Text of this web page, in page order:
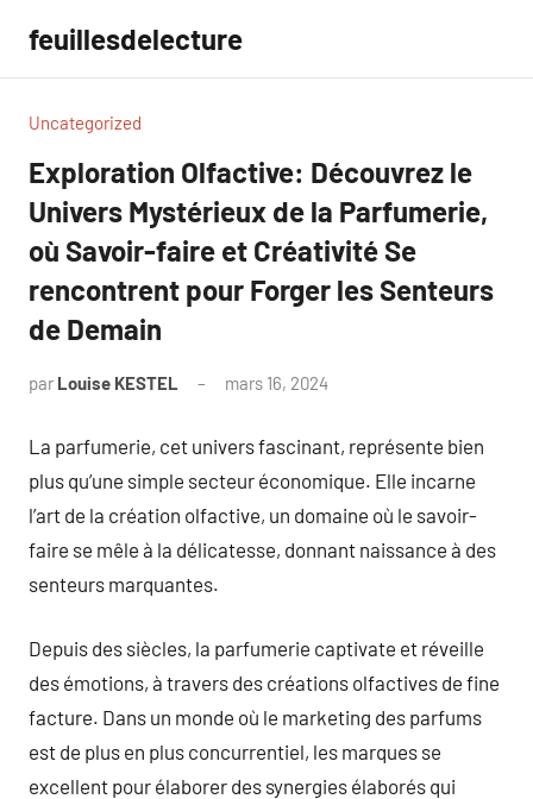
contenu
feuillesdelecture
Uncategorized
Exploration Olfactive: Découvrez le
Univers Mystérieux de la Parfumerie,
où Savoir-faire et Créativité Se
rencontrent pour Forger les Senteurs
de Demain
par Louise KESTEL mars 16, 2024
La parfumerie, cet univers fascinant, représente bien
plus qu’une simple secteur économique. Elle incarne
l’art de la création olfactive, un domaine où le savoir-
faire se mêle à la délicatesse, donnant naissance à des
senteurs marquantes.
Depuis des siècles, la parfumerie captivate et réveille
des émotions, à travers des créations olfactives de fine
facture. Dans un monde où le marketing des parfums
est de plus en plus concurrentiel, les marques se
excellent pour élaborer des synergies élaborés qui